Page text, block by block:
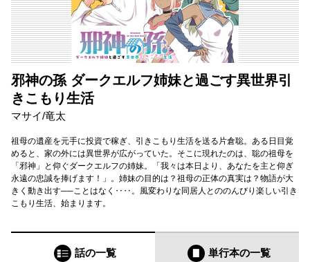
邪神の孫 ダークエルフ姉妹と過ごす異世界引
きこもり生活
マサイ/竜太
祖母の遺産を元手に投資で稼ぎ、引きこもり生活を送る片倉聡。ある日目覚
めると、家の外には異世界が広がっていた。そこに現れたのは、聡の祖母を
「邪神」と仰ぐダークエルフの姉妹。「我々は本日より、あなたを主と仰ぎ
永遠の忠誠を捧げます！」。姉妹の目的は？祖母の正体の真実は？物語が大
きく動き出す──ことはなく‥‥。風変わりな同居人とののんびり楽しい引き
こもり生活、始まります。
話の一覧 単行本の一覧